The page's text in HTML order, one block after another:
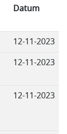
Datum
12-11-2023
12-11-2023
12-11-2023